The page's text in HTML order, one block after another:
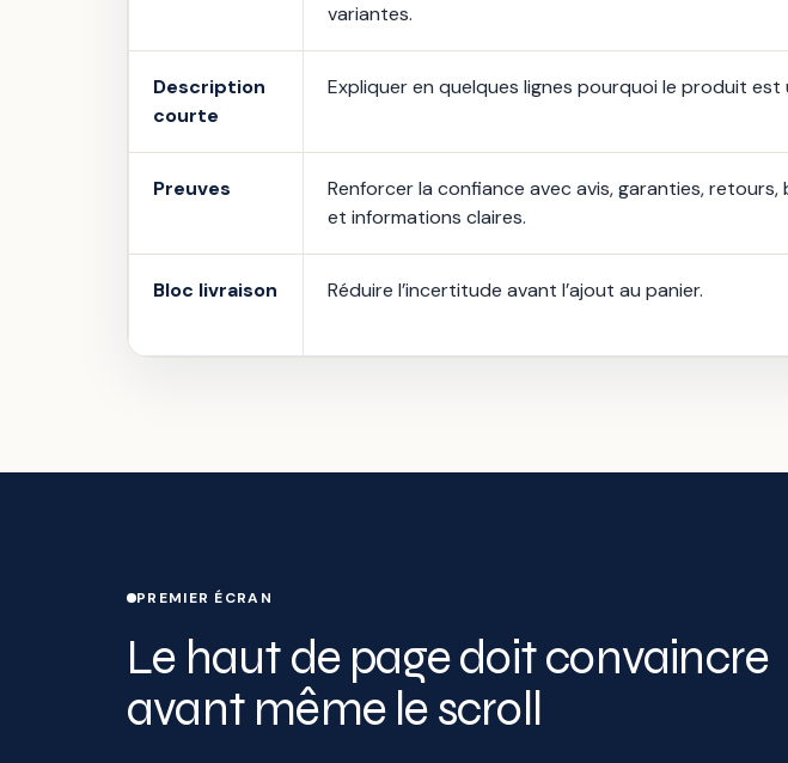
variantes.
Description
courte
Expliquer en quelques lignes pourquoi le produit est
Preuves
Renforcer la confiance avec avis, garanties, retours,
et informations claires.
Bloc livraison Réduire l’incertitude avant l’ajout au panier.
PREMIER ÉCRAN
Le haut de page doit convaincre
avant même le scroll